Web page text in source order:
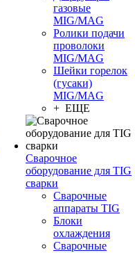
газовые
MIG/MAG
Ролики подачи
проволоки
MIG/MAG
Шейки горелок
(гусаки)
MIG/MAG
+ ЕЩЕ
Сварочное
оборудование для TIG
сварки
Сварочные
аппараты TIG
Блоки
охлаждения
Сварочные